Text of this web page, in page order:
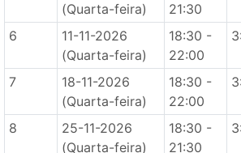
(Quarta-feira)
21:30
6
11-11-2026
(Quarta-feira)
18:30 -
22:00
7
18-11-2026
(Quarta-feira)
18:30 -
22:00
8
25-11-2026
(Quarta-feira)
18:30 -
21:30